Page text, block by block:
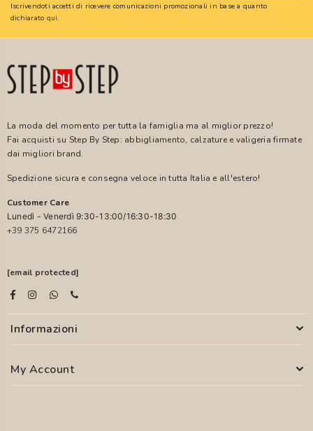
Iscrivendoti accetti di ricevere comunicazioni promozionali in base a quanto
dichiarato qui.
La moda del momento per tutta la famiglia ma al miglior prezzo!
Fai acquisti su Step By Step: abbigliamento, calzature e valigeria firmate
dai migliori brand.
Spedizione sicura e consegna veloce in tutta Italia e all'estero!
Customer Care
Lunedì - Venerdì 9:30-13:00/16:30-18:30
+39 375 6472166
[email protected]
Informazioni
My Account